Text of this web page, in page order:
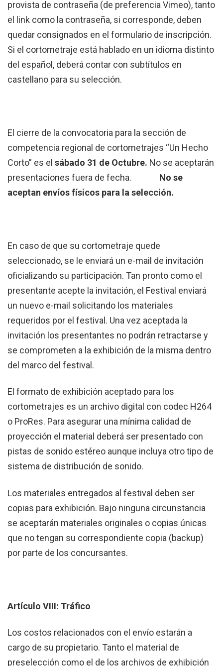
provista de contraseña (de preferencia Vimeo), tanto
el link como la contraseña, si corresponde, deben
quedar consignados en el formulario de inscripción.
Si el cortometraje está hablado en un idioma distinto
del español, deberá contar con subtítulos en
castellano para su selección.
El cierre de la convocatoria para la sección de
competencia regional de cortometrajes “Un Hecho
Corto” es el sábado 31 de Octubre. No se aceptarán
presentaciones fuera de fecha. No se
aceptan envíos físicos para la selección.
En caso de que su cortometraje quede
seleccionado, se le enviará un e-mail de invitación
oficializando su participación. Tan pronto como el
presentante acepte la invitación, el Festival enviará
un nuevo e-mail solicitando los materiales
requeridos por el festival. Una vez aceptada la
invitación los presentantes no podrán retractarse y
se comprometen a la exhibición de la misma dentro
del marco del festival.
El formato de exhibición aceptado para los
cortometrajes es un archivo digital con codec H264
o ProRes. Para asegurar una mínima calidad de
proyección el material deberá ser presentado con
pistas de sonido estéreo aunque incluya otro tipo de
sistema de distribución de sonido.
Los materiales entregados al festival deben ser
copias para exhibición. Bajo ninguna circunstancia
se aceptarán materiales originales o copias únicas
que no tengan su correspondiente copia (backup)
por parte de los concursantes.
Artículo VIII: Tráfico
Los costos relacionados con el envío estarán a
cargo de su propietario. Tanto el material de
preselección como el de los archivos de exhibición